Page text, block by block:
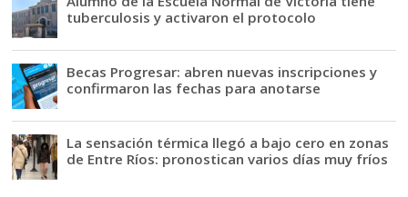
tuberculosis y activaron el protocolo
Becas Progresar: abren nuevas inscripciones y
confirmaron las fechas para anotarse
La sensación térmica llegó a bajo cero en zonas
de Entre Ríos: pronostican varios días muy fríos